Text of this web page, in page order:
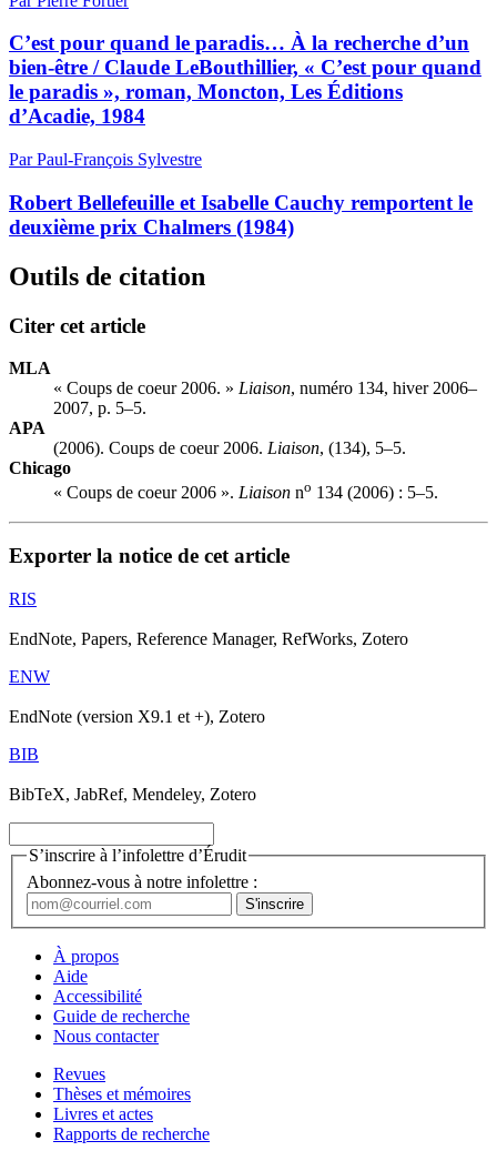
C’est pour quand le paradis… À la recherche d’un
bien-être / Claude LeBouthillier, « C’est pour quand
le paradis », roman, Moncton, Les Éditions
d’Acadie, 1984
Par Paul-François Sylvestre
Robert Bellefeuille et Isabelle Cauchy remportent le
deuxième prix Chalmers (1984)
Outils de citation
Citer cet article
MLA
« Coups de coeur 2006. » Liaison, numéro 134, hiver 2006–
2007, p. 5–5.
APA
(2006). Coups de coeur 2006. Liaison, (134), 5–5.
Chicago
« Coups de coeur 2006 ». Liaison no 134 (2006) : 5–5.
Exporter la notice de cet article
RIS
EndNote, Papers, Reference Manager, RefWorks, Zotero
ENW
EndNote (version X9.1 et +), Zotero
BIB
BibTeX, JabRef, Mendeley, Zotero
S’inscrire à l’infolettre d’Érudit
Abonnez-vous à notre infolettre :
À propos
Aide
Accessibilité
Guide de recherche
Nous contacter
Revues
Thèses et mémoires
Livres et actes
Rapports de recherche